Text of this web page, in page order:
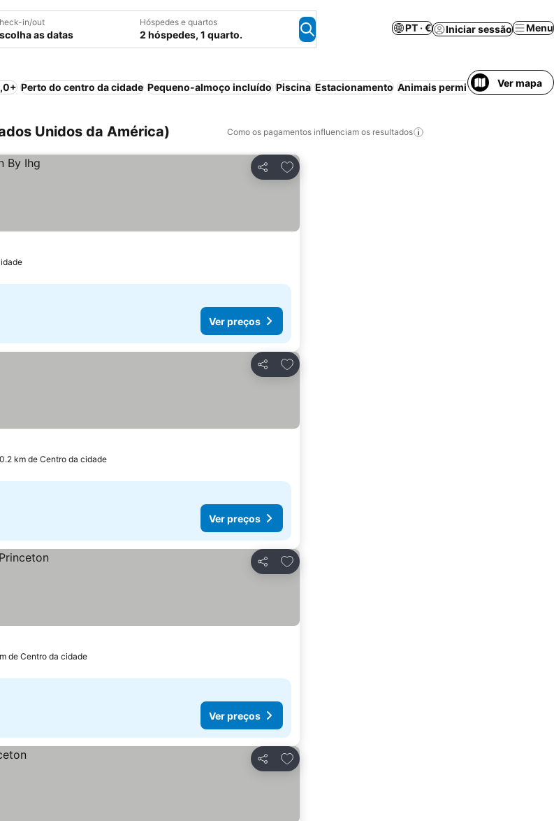
in/out
as datas
Hóspedes e quartos
2 hóspedes, 1 quarto.
PT · € Iniciar sessão Menu
Perto do centro da cidade Pequeno-almoço incluído Piscina Estacionamento Animais permitidos Ver mapa
Unidos da América) Como os pagamentos influenciam os resultados
Partilhar
Adicionar aos favoritos
Ver preços
Partilhar
Adicionar aos favoritos
km de Centro da cidade
Ver preços
Partilhar
Adicionar aos favoritos
de Centro da cidade
Ver preços
Partilhar
Adicionar aos favoritos